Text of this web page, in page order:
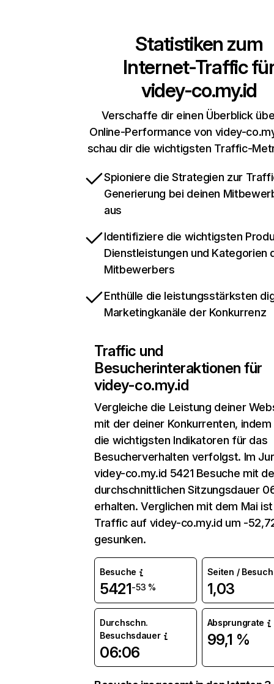
Statistiken zum
Internet-Traffic
videy-co.my.id
Verschaffe dir einen Überblick
Online-Performance von videy-
schau dir die wichtigsten Traffic-
Spioniere die Strategien zur
Generierung bei deinen
aus
Identifiziere die wichtigsten
Dienstleistungen und Kategorien
Mitbewerbers
Enthülle die leistungsstärksten
Marketingkanäle der Konkurrenz
Traffic und
Besucherinteraktionen für
videy-co.my.id
Vergleiche die Leistung deiner
mit der deiner Konkurrenten, indem
die wichtigsten Indikatoren für das
Besucherverhalten verfolgst. Im
videy-co.my.id 5421 Besuche mit
durchschnittlichen Sitzungsdauer
erhalten. Verglichen mit dem Mai
Traffic auf videy-co.my.id um -
gesunken.
Besuche
5421-53 %
Seiten / Besuch
1,03
Durchschn.
Besuchsdauer
06:06
Absprungrate
99,1 %